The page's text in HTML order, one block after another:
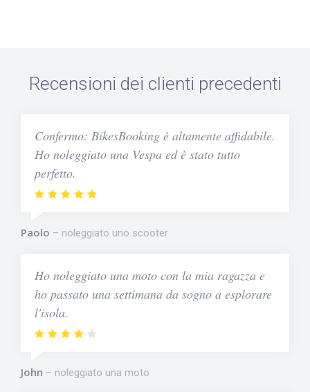
Recensioni dei clienti precedenti
Confermo: BikesBooking è altamente affidabile.
Ho noleggiato una Vespa ed è stato tutto
perfetto.
Paolo noleggiato uno scooter
Ho noleggiato una moto con la mia ragazza e
ho passato una settimana da sogno a esplorare
l'isola.
John noleggiato una moto